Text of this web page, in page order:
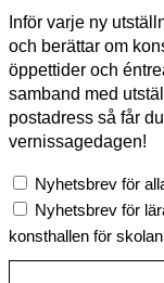
Inför varje ny
och berättar om
öppettider och
samband med
postadress så får
vernissagedagen!
Nyhetsbrev för
Nyhetsbrev för
konsthallen för skolan